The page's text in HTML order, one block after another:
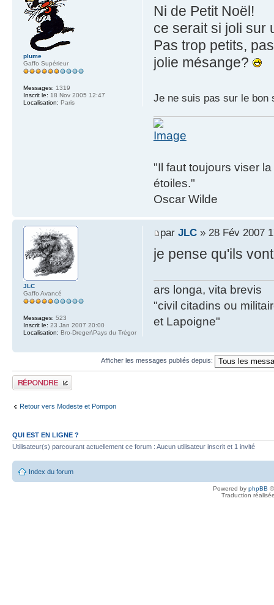
Ni de Petit Noël!
ce serait si joli sur
Pas trop petits,
jolie mésange?
Je ne suis pas sur le
"Il faut toujours viser
étoiles."
Oscar Wilde
plume
Gaffo Supérieur
Messages: 1319
Inscrit le: 18 Nov 2005 12:47
Localisation: Paris
par JLC» 28 Fév 2007
je pense qu'ils
ars longa, vita brevis
"civil citadins ou
et Lapoigne"
JLC
Gaffo Avancé
Messages: 523
Inscrit le: 23 Jan 2007 20:00
Localisation: Bro-Dreger\Pays du Trégor
Afficher les messages publiés depuis:
Publier une réponse
Retour vers Modeste et Pompon
QUI EST EN LIGNE ?
Utilisateur(s) parcourant actuellement ce forum : Aucun utilisateur inscrit et 1 invité
Index du forum
Powered by phpBB
Traduction